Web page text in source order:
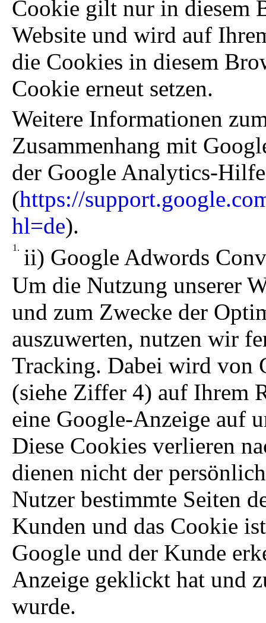
Cookie gilt nur in diesem
Website und wird auf
die Cookies in diesem
Cookie erneut setzen.
Weitere Informationen
Zusammenhang mit
der Google Analytics-Hilfe
(https://
hl=de).
ii) Google Adwords
Um die Nutzung unserer
und zum Zwecke der
auszuwerten, nutzen wir
Tracking. Dabei wird von
(siehe Ziffer 4) auf Ihrem
eine Google-Anzeige auf
Diese Cookies verlieren
dienen nicht der
Nutzer bestimmte Seiten
Kunden und das Cookie
Google und der Kunde
Anzeige geklickt hat und
wurde.